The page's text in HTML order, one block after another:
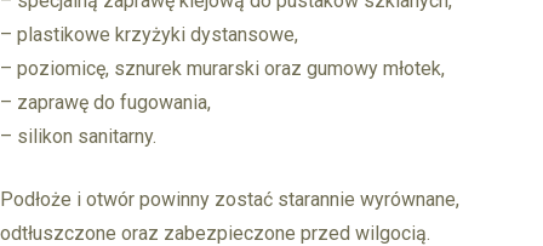
– plastikowe krzyżyki dystansowe,
– poziomicę, sznurek murarski oraz gumowy młotek,
– zaprawę do fugowania,
– silikon sanitarny.
Podłoże i otwór powinny zostać starannie wyrównane,
odtłuszczone oraz zabezpieczone przed wilgocią.